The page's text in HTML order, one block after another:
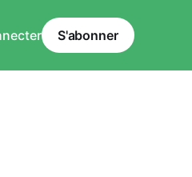
S'abonner